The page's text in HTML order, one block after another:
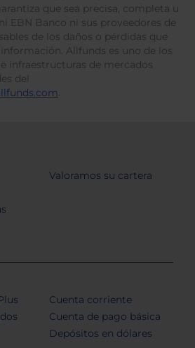
que sea precisa, completa u
EBN Banco ni sus proveedores de
de los daños o pérdidas que
Allfunds es uno de los
infraestructuras de mercados
del
.
Valoramos su cartera
Cuenta corriente
Cuenta de pago básica
Depósitos en dólares